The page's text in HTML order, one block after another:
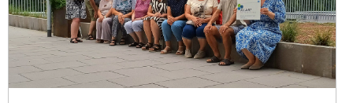
geben
wir
hier
eine
Übersicht